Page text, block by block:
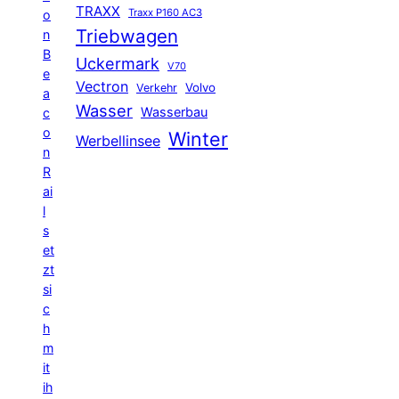
o
n
B
e
a
c
o
n
R
ai
l
s
et
zt
si
c
h
m
it
ih
TRAXX Traxx P160 AC3
Triebwagen
Uckermark V70
Vectron Verkehr Volvo
Wasser Wasserbau
Werbellinsee Winter